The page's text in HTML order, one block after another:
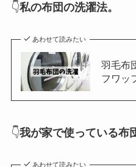
👇私の布団の洗濯法。
あわせて読みたい
羽毛布
フワッ
👇我が家で使っている布
あわせて読みたい